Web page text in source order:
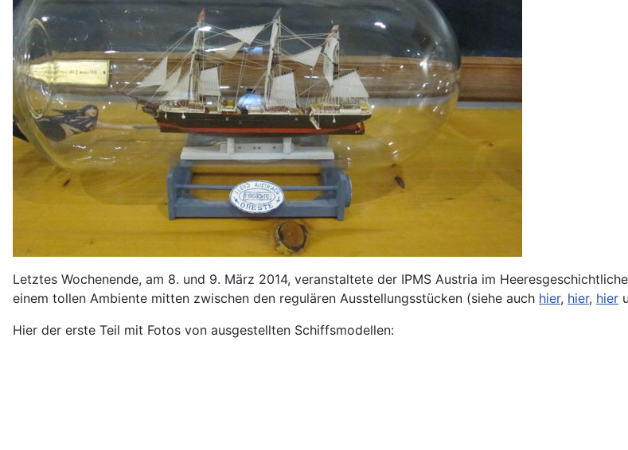
Letztes Wochenende, am 8. und 9. März 2014, veranstaltete der IPMS Austria im
einem tollen Ambiente mitten zwischen den regulären Ausstellungsstücken (siehe auch hier, hier, hier
Hier der erste Teil mit Fotos von ausgestellten Schiffsmodellen: